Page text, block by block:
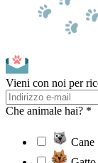
Vieni con noi per
Che animale hai? *
Cane